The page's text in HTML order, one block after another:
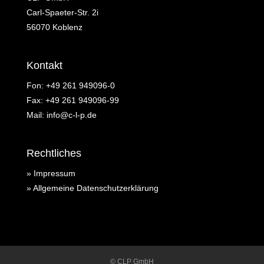
Carl-Spaeter-Str. 2i
56070 Koblenz
Kontakt
Fon: +49 261 949096-0
Fax: +49 261 949096-99
Mail: info@c-l-p.de
Rechtliches
» Impressum
» Allgemeine Datenschutzerklärung
© CLP GmbH